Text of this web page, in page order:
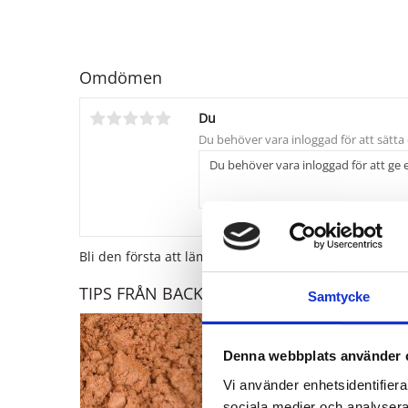
Samtycke
Denna webbplats använder
Vi använder
Omdömen
Du
Bli den första att lämna ett omdöme.
TIPS FRÅN BACK TO EARTH:
Lägg till i